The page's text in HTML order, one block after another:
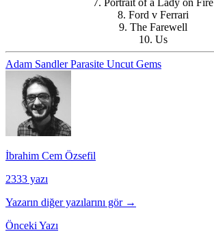
8. Ford v Ferrari
9. The Farewell
10. Us
Adam SandlerParasite Uncut Gems
İbrahim Cem Özsefil
2333 yazı
Yazarın diğer yazılarını gör →
Önceki Yazı